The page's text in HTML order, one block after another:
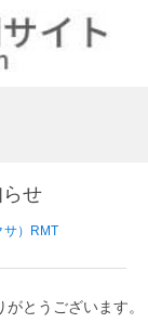
せ
サ）RMT
とうございます。